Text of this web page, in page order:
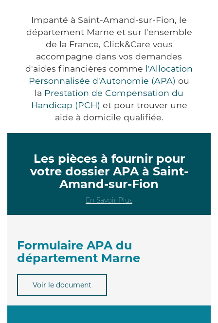
Impanté à Saint-Amand-sur-Fion, le
département Marne et sur l'ensemble
de la France, Click&Care vous
accompagne dans vos demandes
d'aides financières comme l'Allocation
Personnalisée d'Autonomie (APA) ou
la Prestation de Compensation du
Handicap (PCH) et pour trouver une
aide à domicile qualifiée.
Les pièces à fournir pour
votre dossier APA à Saint-
Amand-sur-Fion
En Savoir Plus
Formulaire APA du
département Marne
Voir le document